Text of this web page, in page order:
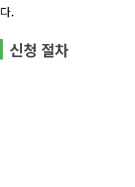
다.
신청 절차